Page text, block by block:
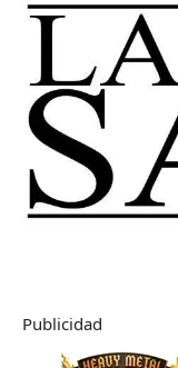
Publicidad